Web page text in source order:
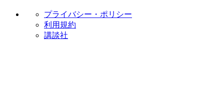
プライバシー・ポリシー
利用規約
講談社